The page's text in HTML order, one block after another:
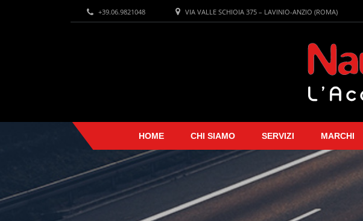
VIA VALLE SCHIOIA 375 – LAVINIO-ANZIO (ROMA)
+39.06.9821048
HOME CHI SIAMO SERVIZI MARCHI